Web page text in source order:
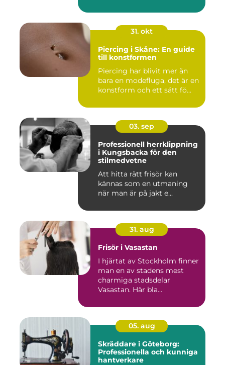
31. okt
Piercing i Skåne: En guide
till konstformen
Piercing har blivit mer än
bara en modefluga, det är en
konstform och ett sätt fö...
03. sep
Professionell herrklippning
i Kungsbacka för den
stilmedvetne
Att hitta rätt frisör kan
kännas som en utmaning
när man är på jakt e...
31. aug
Frisör i Vasastan
I hjärtat av Stockholm finner
man en av stadens mest
charmiga stadsdelar
Vasastan. Här bla...
05. aug
Skräddare i Göteborg:
Professionella och kunniga
hantverkare